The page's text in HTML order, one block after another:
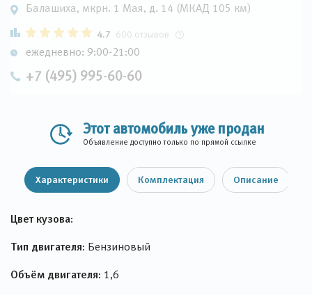
Балашиха, мкрн. 1 Мая, д. 14 (МКАД 105 км)
4.7 600 отзывов
ежедневно: 9:00-21:00
+7 (495) 995-60-60
Этот автомобиль уже продан
Объявление доступно только по прямой ссылке
Характеристики Комплектация Описание
Цвет кузова:
Тип двигателя: Бензиновый
Объём двигателя: 1,6